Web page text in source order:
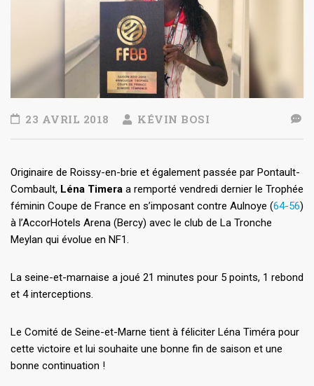
23 AVRIL 2018 KÉVIN BOSI
Originaire de Roissy-en-brie et également passée par Pontault-
Combault, Léna Timera a remporté vendredi dernier le Trophée
féminin Coupe de France en s’imposant contre Aulnoye (64-56)
à l’AccorHotels Arena (Bercy) avec le club de La Tronche
Meylan qui évolue en NF1.
La seine-et-marnaise a joué 21 minutes pour 5 points, 1 rebond
et 4 interceptions.
Le Comité de Seine-et-Marne tient à féliciter Léna Timéra pour
cette victoire et lui souhaite une bonne fin de saison et une
bonne continuation !